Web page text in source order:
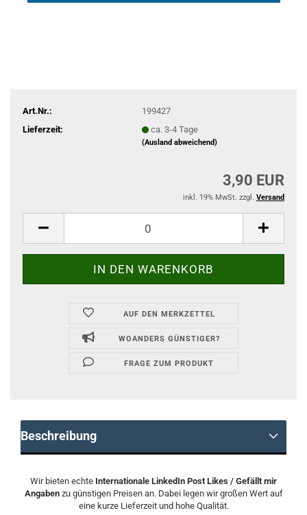
Art.Nr.:
199427
Lieferzeit:
ca. 3-4 Tage
(Ausland abweichend)
3,90 EUR
inkl. 19% MwSt. zzgl. Versand
AUF DEN MERKZETTEL
WOANDERS GÜNSTIGER?
FRAGE ZUM PRODUKT
Beschreibung
Wir bieten echte Internationale LinkedIn Post Likes / Gefällt mir
Angabenzu günstigen Preisen an. Dabei legen wir großen Wert auf
eine kurze Lieferzeit und hohe Qualität.